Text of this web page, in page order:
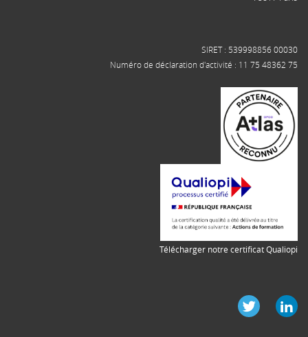
SIRET : 539998856 00030
Numéro de déclaration d'activité : 11 75 48362 75
Télécharger notre certificat Qualiopi